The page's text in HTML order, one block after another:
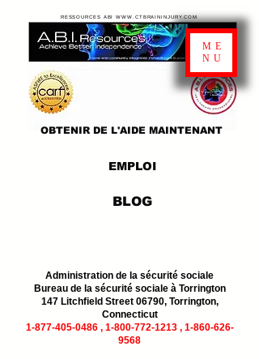
EMPLOI
OBTENIR DE L'AIDE MAINTENANT
BLOG
RESSOURCES ABI WWW.CTBRAININJURY.COM
ME
NU
Administration de la sécurité sociale
Bureau de la sécurité sociale à Torrington
147 Litchfield Street 06790, Torrington,
Connecticut
1-877-405-0486, 1-800-772-1213, 1-860-626-
9568